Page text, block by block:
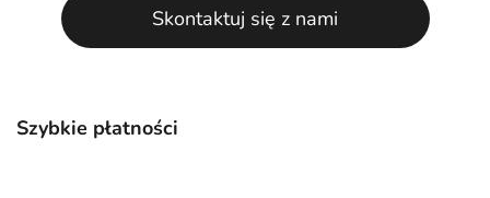
Szybkie płatności
Skontaktuj się z nami